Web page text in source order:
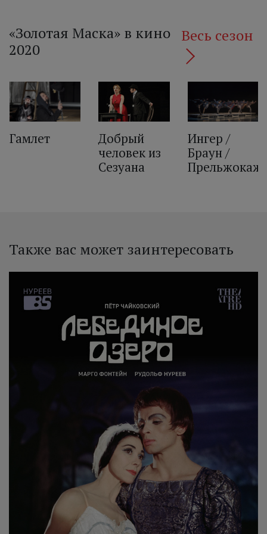
«Золотая Маска» в кино
2020
Весь сезон
Гамлет
Добрый
человек из
Сезуана
Ингер /
Браун /
Прельжокаж
Также вас может заинтересовать